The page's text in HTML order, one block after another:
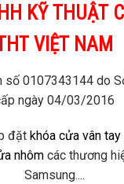
KỸ THUẬT
VIỆT NAM
số 0107343144 do
ngày 04/03/2016
đặt khóa cửa vân tay
nhômcác thương
Samsung....